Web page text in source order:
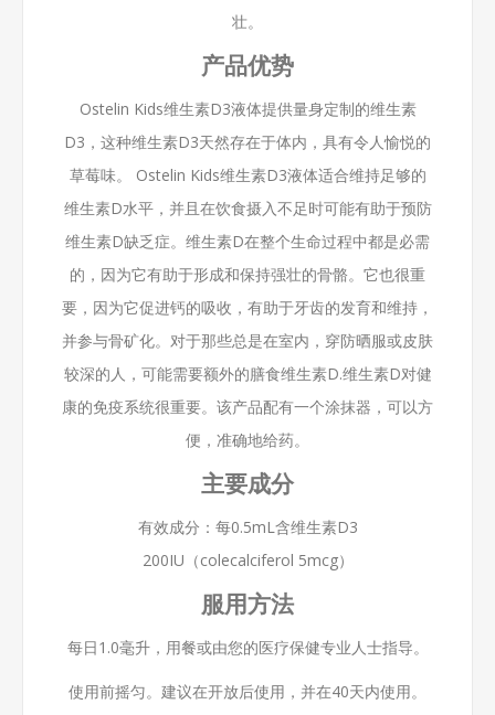
壮。
产品优势
Ostelin Kids维生素D3液体提供量身定制的维生素
D3，这种维生素D3天然存在于体内，具有令人愉悦的
草莓味。 Ostelin Kids维生素D3液体适合维持足够的
维生素D水平，并且在饮食摄入不足时可能有助于预防
维生素D缺乏症。维生素D在整个生命过程中都是必需
的，因为它有助于形成和保持强壮的骨骼。它也很重
要，因为它促进钙的吸收，有助于牙齿的发育和维持，
并参与骨矿化。对于那些总是在室内，穿防晒服或皮肤
较深的人，可能需要额外的膳食维生素D.维生素D对健
康的免疫系统很重要。该产品配有一个涂抹器，可以方
便，准确地给药。
主要成分
有效成分：每0.5mL含维生素D3
200IU（colecalciferol 5mcg）
服用方法
每日1.0毫升，用餐或由您的医疗保健专业人士指导。
使用前摇匀。建议在开放后使用，并在40天内使用。